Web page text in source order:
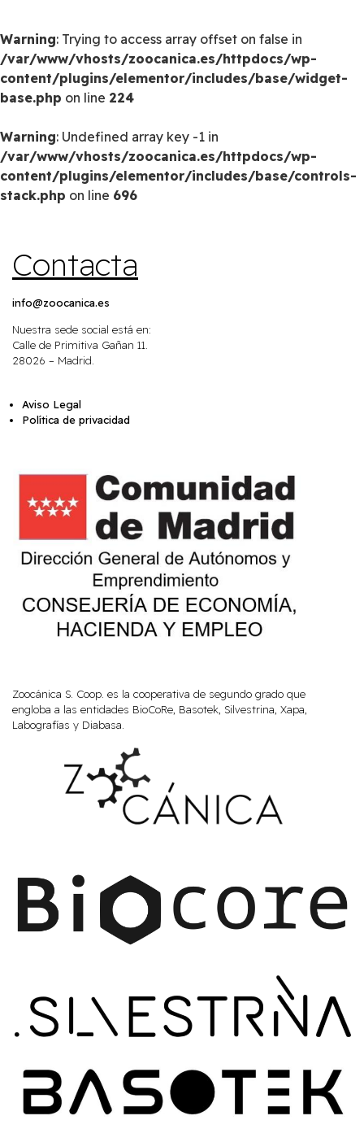
Warning: Trying to access array offset on false in
/var/www/vhosts/zoocanica.es/httpdocs/wp-
content/plugins/elementor/includes/base/widget-
base.php on line 224
Warning: Undefined array key -1 in
/var/www/vhosts/zoocanica.es/httpdocs/wp-
content/plugins/elementor/includes/base/controls-
stack.php on line 696
Contacta
info@zoocanica.es
Nuestra sede social está en:
Calle de Primitiva Gañan 11.
28026 – Madrid.
Aviso Legal
Política de privacidad
Zoocánica S. Coop. es la cooperativa de segundo grado que
engloba a las entidades BioCoRe, Basotek, Silvestrina, Xapa,
Labografías y Diabasa.